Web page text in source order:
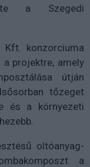
a Szegedi
konzorciuma
projektre, amely
útján
tőzeget
és a környezeti
oltóanyag-
a